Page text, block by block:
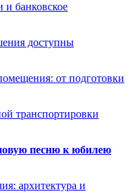
и банковское
доступны
от подготовки
транспортировки
песню к юбилею
архитектура и